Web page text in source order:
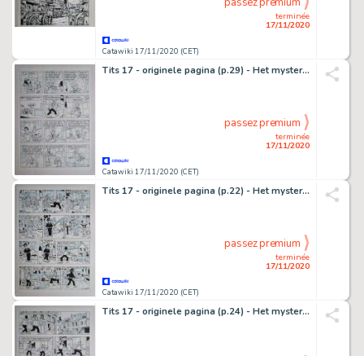
Catawiki 17/11/2020 (CET)
terminée
17/11/2020
Tits 17 - originele pagina (p.29) - Het mysterieuze parelsnoer - (1982)
Catawiki 17/11/2020 (CET)
terminée
17/11/2020
passez premium
Tits 17 - originele pagina (p.22) - Het mysterieuze parelsnoer - (1982)
Catawiki 17/11/2020 (CET)
terminée
17/11/2020
passez premium
Tits 17 - originele pagina (p.24) - Het mysterieuze parelsnoer - (1982)